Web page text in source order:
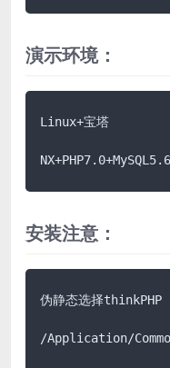
演示环境：
Linux+宝塔
NX+PHP7.0+MySQL5.6
安装注意：
伪静态选择thinkPHP
/Application/